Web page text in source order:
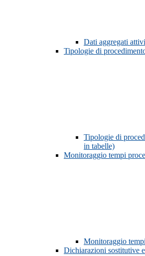
Dati aggregati
Tipologie di
Tipologie di
in tabelle)
Monitoraggio tempi
Monitoraggio
Dichiarazioni sostitutive